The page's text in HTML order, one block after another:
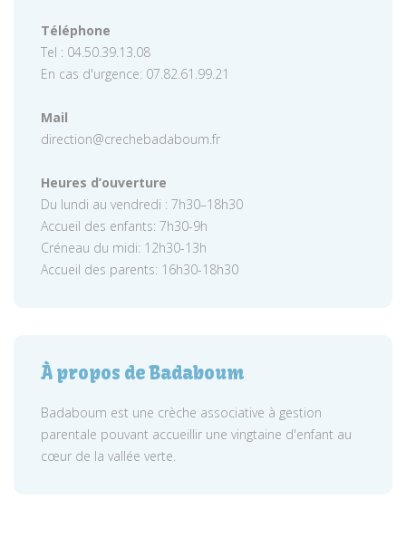
Téléphone
Tel : 04.50.39.13.08
En cas d'urgence: 07.82.61.99.21
Mail
direction@crechebadaboum.fr
Heures d’ouverture
Du lundi au vendredi : 7h30–18h30
Accueil des enfants: 7h30-9h
Créneau du midi: 12h30-13h
Accueil des parents: 16h30-18h30
À propos de Badaboum
Badaboum est une crèche associative à gestion
parentale pouvant accueillir une vingtaine d'enfant au
cœur de la vallée verte.